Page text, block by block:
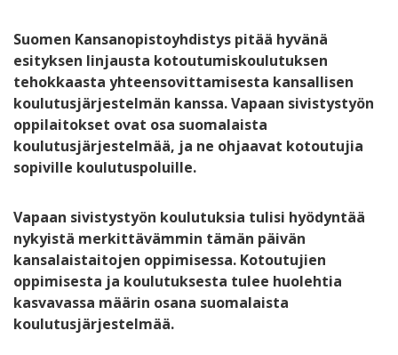
Suomen Kansanopistoyhdistys pitää hyvänä
esityksen linjausta kotoutumiskoulutuksen
tehokkaasta yhteensovittamisesta kansallisen
koulutusjärjestelmän kanssa. Vapaan sivistystyön
oppilaitokset ovat osa suomalaista
koulutusjärjestelmää, ja ne ohjaavat kotoutujia
sopiville koulutuspoluille.
Vapaan sivistystyön koulutuksia tulisi hyödyntää
nykyistä merkittävämmin tämän päivän
kansalaistaitojen oppimisessa. Kotoutujien
oppimisesta ja koulutuksesta tulee huolehtia
kasvavassa määrin osana suomalaista
koulutusjärjestelmää.